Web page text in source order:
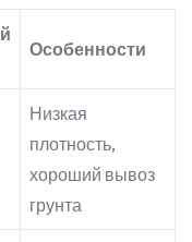
Особенности
Низкая
плотность,
хороший вывоз
грунта